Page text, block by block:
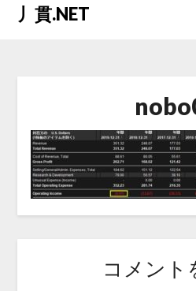
Skip丿貫.NET
コメント